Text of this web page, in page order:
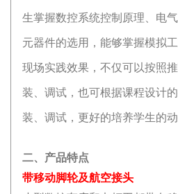
生掌握数控系统控制原理、电
元器件的选用，能够掌握模拟
现场实践效果，不仅可以按照
装、调试，也可根据课程设计
装、调试，更好的培养学生的
二、产品特点
带移动脚轮及航空接头